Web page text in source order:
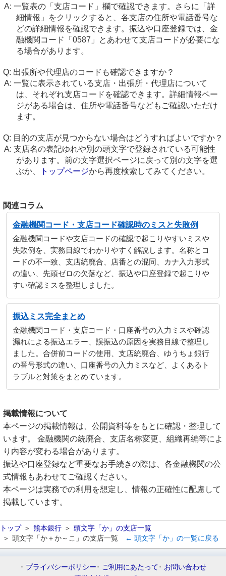
一覧表の「支店コード」欄で確認できます。さらに「詳
細情報」をクリックすると、各支店の住所や電話番号な
どの詳細情報を確認できます。振込や口座登録では、金
融機関コード「0587」とあわせて支店コードが必要にな
る場合があります。
出張所や代理店のコードも確認できますか？
一覧に表示されている支店・出張所・代理店について
は、それぞれ支店コードを確認できます。詳細情報ペー
ジがある場合は、住所や電話番号などもご確認いただけ
ます。
目的の支店が見つからない場合はどうすればよいですか？
支店名の表記ゆれや別の頭文字で登録されている可能性
があります。前の文字選択ページに戻って別の文字を選
ぶか、
トップページから再度検索してみてください。
関連コラム
金融機関コード・支店コード確認時のミスと失敗例
金融機関コードや支店コードの確認で起こりやすいミスや
失敗例を、実務目線でわかりやすく解説します。名称とコ
ードの不一致、支店統廃合、店番との混同、カナ入力形式
の違い、先頭ゼロの欠落など、振込や口座登録で起こりや
すい確認ミスを整理しました。
振込ミス完全まとめ
金融機関コード・支店コード・口座番号の入力ミスや確認
漏れによる振込エラー、誤振込の原因を実務目線で整理し
ました。合併前コードの使用、支店統廃合、ゆうちょ銀行
の番号形式の違い、口座番号の入力ミスなど、よくあるト
ラブルと対策をまとめています。
掲載情報について
本ページの掲載情報は、公開資料等をもとに確認・整理して
います。 金融機関の統廃合、支店名称変更、組織再編等によ
り内容が変わる場合があります。
振込や口座登録など重要なお手続きの際は、各金融機関の公
式情報もあわせてご確認ください。
本ページは実務での利用を想定し、情報の正確性に配慮して
掲載しています。
トップ 熊本銀行
頭文字「か」の支店一覧
頭文字「か＋か～こ」の支店一覧
← 頭文字「か」の一覧に戻る
プライバシーポリシー ご利用にあたって
お問い合わせ